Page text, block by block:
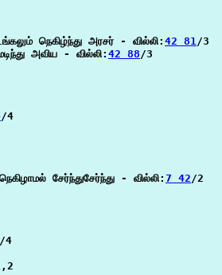
நெகிழ்ந்து அரசர் - வில்லி: 42 81/3
அவிய - வில்லி:42 88/3
/4
சேர்ந்துசேர்ந்து - வில்லி: 7 42/2
/4